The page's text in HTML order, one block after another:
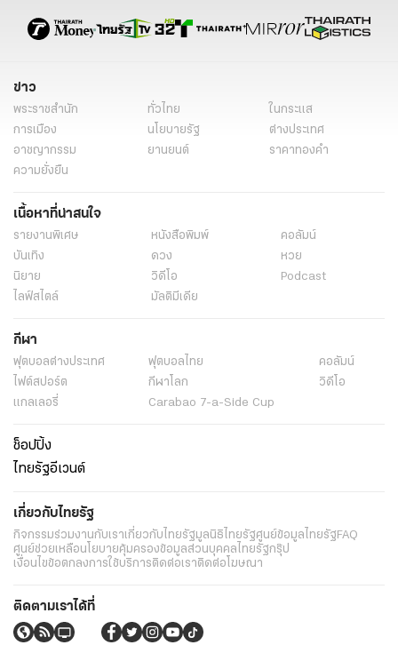
ข่าว
พระราชสำนัก ทั่วไทย
ในกระแส
การเมือง
นโยบายรัฐ
ต่างประเทศ
อาชญากรรม
ยานยนต์
ราคาทองคำ
ความยั่งยืน
เนื้อหาที่น่าสนใจ
รายงานพิเศษ หนังสือพิมพ์
คอลัมน์
บันเทิง
ดวง
หวย
นิยาย
วิดีโอ
Podcast
ไลฟ์สไตล์
มัลติมีเดีย
กีฬา
ฟุตบอลต่่างประเทศ ฟุตบอลไทย
คอลัมน์
ไฟต์สปอร์ต
กีฬาโลก
วิดีโอ
แกลเลอรี่
Carabao 7-a-Side Cup
ช็อปปิ้ง
ไทยรัฐอีเวนต์
เกี่ยวกับไทยรัฐ
กิจกรรมร่วมงานกับเราเกี่ยวกับไทยรัฐมูลนิธิไทยรัฐศูนย์ข้อมูลไทยรัฐFAQ
ศูนย์ช่วยเหลือนโยบายคุ้มครองข้อมูลส่วนบุคคลไทยรัฐกรุ๊ป
เงื่อนไขข้อตกลงการใช้บริการติดต่อเราติดต่อโฆษณา
ติดตามเราได้ที่